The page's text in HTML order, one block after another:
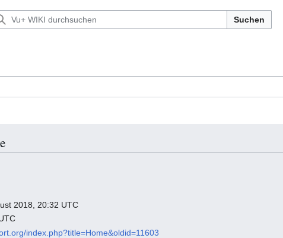
Suchen
2018, 20:32 UTC
index.php?title=Home&oldid=11603